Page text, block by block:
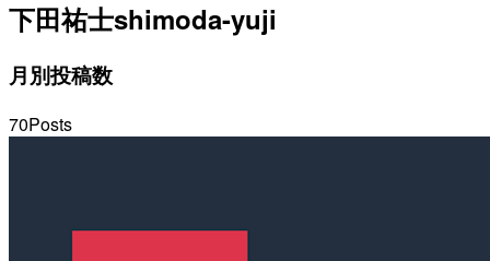
下田祐士shimoda-yuji
月別投稿数
70Posts